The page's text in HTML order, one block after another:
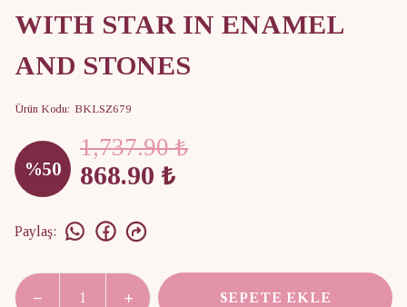
WITH STAR IN ENAMEL
AND STONES
Ürün Kodu: BKLSZ679
%50
1,737.90 ₺
868.90 ₺
Paylaş:
SEPETE EKLE